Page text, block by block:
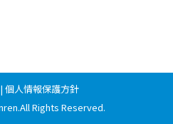
| 個人情報保護方針
.All Rights Reserved.